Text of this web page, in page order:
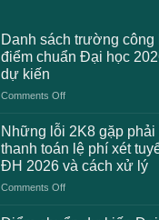
Danh sách trường công
điểm chuẩn Đại học
dự kiến
Comments Offon
sách
trường
công
bố
điểm
Đại
Những lỗi 2K8 gặp phải
thanh toán lệ phí xét
ĐH 2026 và cách xử lý
Comments Offon
lỗi